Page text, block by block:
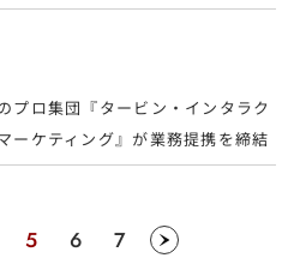
プロ集団『タービン・インタラク
ーケティング』が業務提携を締結
5 6 7